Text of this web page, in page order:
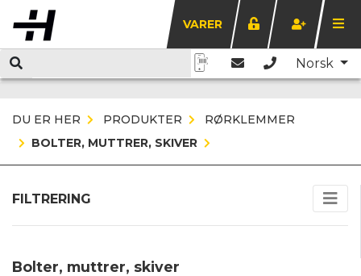
VARER
Norsk
DU ER HER PRODUKTER
RØRKLEMMER
BOLTER, MUTTRER, SKIVER
FILTRERING
Bolter, muttrer, skiver